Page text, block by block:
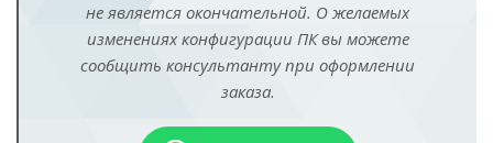
не является окончательной. О желаемых
изменениях конфигурации ПК вы можете
сообщить консультанту при оформлении
заказа.